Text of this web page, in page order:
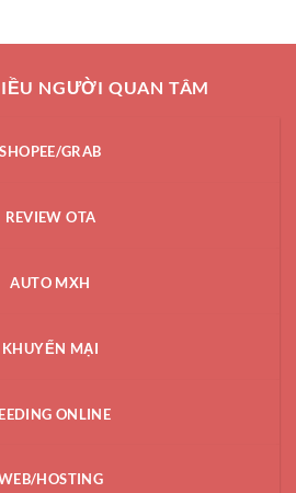
₫.
NGƯỜI QUAN TÂM
SHOPEE/GRAB
REVIEW OTA
AUTO MXH
KHUYẾN MẠI
ONLINE
HOSTING